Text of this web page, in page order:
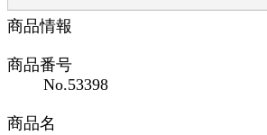
商品情報
商品番号
No.53398
商品名